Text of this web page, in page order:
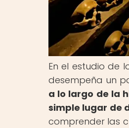
En el estudio de
desempeña un
a lo largo de la
simple lugar de
comprender las